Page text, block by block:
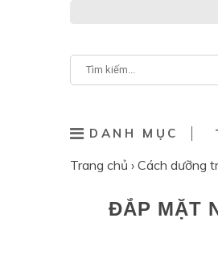
DANH MỤC
Trang chủ › Cách dưỡng
ĐẮP MẶT